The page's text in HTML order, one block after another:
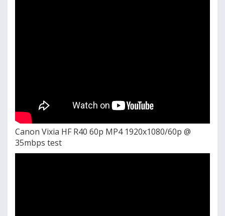
Canon Vixia HF R40 60p MP4 1920x1080/60p @
35mbps test